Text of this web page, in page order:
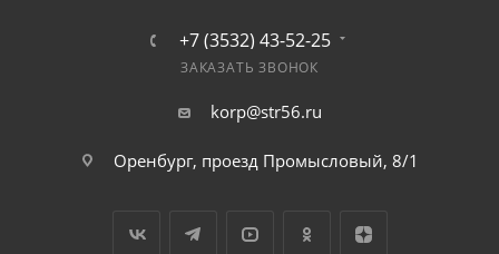
+7 (3532) 43-52-25
ЗАКАЗАТЬ ЗВОНОК
korp@str56.ru
Оренбург, проезд Промысловый, 8/1